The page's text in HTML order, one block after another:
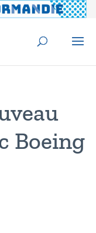
Boeing